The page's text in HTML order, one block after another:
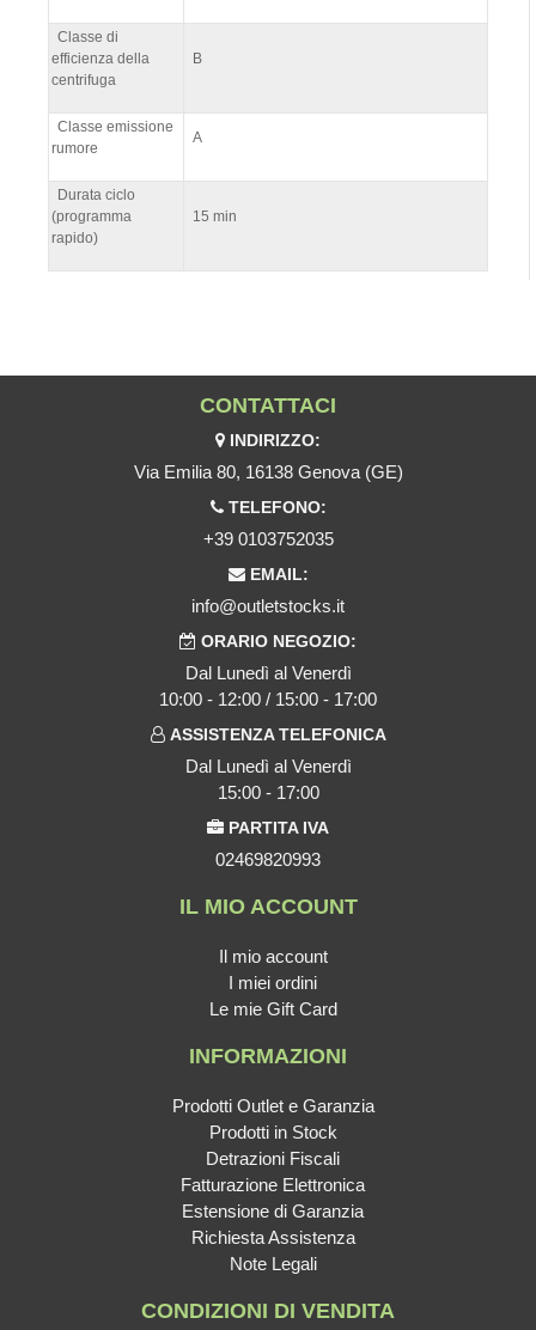
Classe di
efficienza della
centrifuga
B
Classe emissione
rumore
A
Durata ciclo
(programma
rapido)
15 min
CONTATTACI
INDIRIZZO:
Via Emilia 80, 16138 Genova (GE)
TELEFONO:
+39 0103752035
EMAIL:
info@outletstocks.it
ORARIO NEGOZIO:
Dal Lunedì al Venerdì
10:00 - 12:00 / 15:00 - 17:00
ASSISTENZA TELEFONICA
Dal Lunedì al Venerdì
15:00 - 17:00
PARTITA IVA
02469820993
IL MIO ACCOUNT
Il mio account
I miei ordini
Le mie Gift Card
INFORMAZIONI
Prodotti Outlet e Garanzia
Prodotti in Stock
Detrazioni Fiscali
Fatturazione Elettronica
Estensione di Garanzia
Richiesta Assistenza
Note Legali
CONDIZIONI DI VENDITA